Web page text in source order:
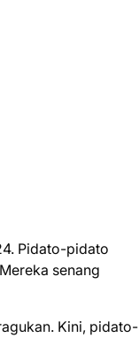
Pidato-pidato
senang
Kini, pidato-